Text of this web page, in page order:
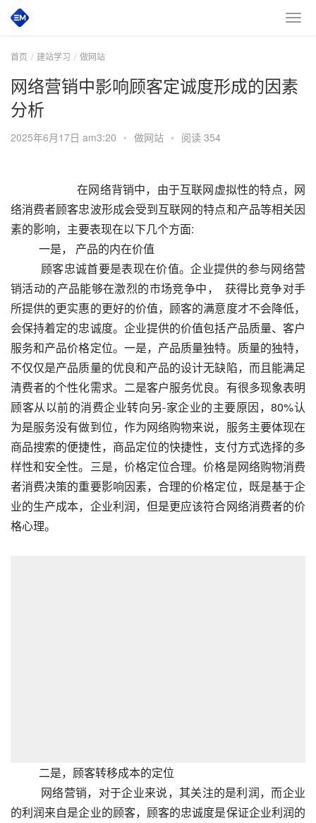
首页 建站学习 做网站
网络营销中影响顾客定诚度形成的因素
分析
2025年6月17日 am3:20 • 做网站 • 阅读 354
在网络背销中，由于互联网虚拟性的特点，网
络消费者顾客忠波形成会受到互联网的特点和产品等相关因
素的影响，主要表现在以下几个方面:
          一是， 产品的内在价值
销活动的产品能够在激烈的市场竞争中，  获得比竞争对手
所提供的更实惠的更好的价值，顾客的满意度才不会降低，
会保持着定的忠诚度。企业提供的价值包括产品质量、客户
服务和产品价格定位。一是，产品质量独特。质量的独特，
不仅仅是产品质量的优良和产品的设计无缺陷，而且能满足
清费者的个性化需求。二是客户服务优良。有很多现象表明
顾客从以前的消费企业转向另-家企业的主要原因，80%认
为是服务没有做到位，作为网络购物来说，服务主要体现在
商品搜索的便捷性，商品定位的快捷性，支付方式选择的多
样性和安全性。三是，价格定位合理。价格是网络购物消费
者消费决策的重要影响因素，合理的价格定位，既是基于企
业的生产成本，企业利润，但是更应该符合网络消费者的价
格心理。
          二是，顾客转移成本的定位
的利润来自是企业的顾客，顾客的忠诚度是保证企业利润的